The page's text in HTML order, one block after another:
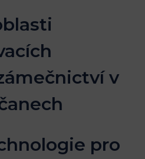
v
pro